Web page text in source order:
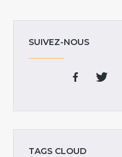
SUIVEZ-NOUS
TAGS CLOUD